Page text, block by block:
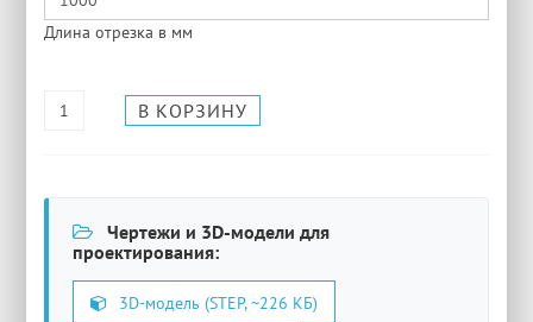
Длина отрезка в мм
Чертежи и 3D-модели для
проектирования:
3D-модель (STEP, ~226 КБ)